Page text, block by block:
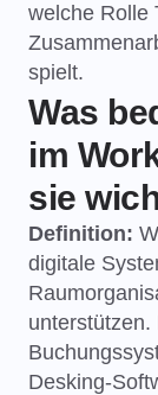
welche Rolle
spielt.
Was
im
sie
Definition:
digitale
Desking-